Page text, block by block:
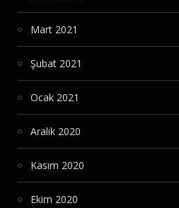
Mart 2021
Şubat 2021
Ocak 2021
Aralık 2020
Kasım 2020
Ekim 2020